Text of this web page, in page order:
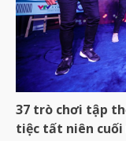
37 trò chơi tập
tiệc tất niên